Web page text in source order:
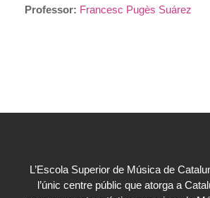
Professor: Francesc Pugès Suárez
L’Escola Superior de Música de
l’únic centre públic que atorga a